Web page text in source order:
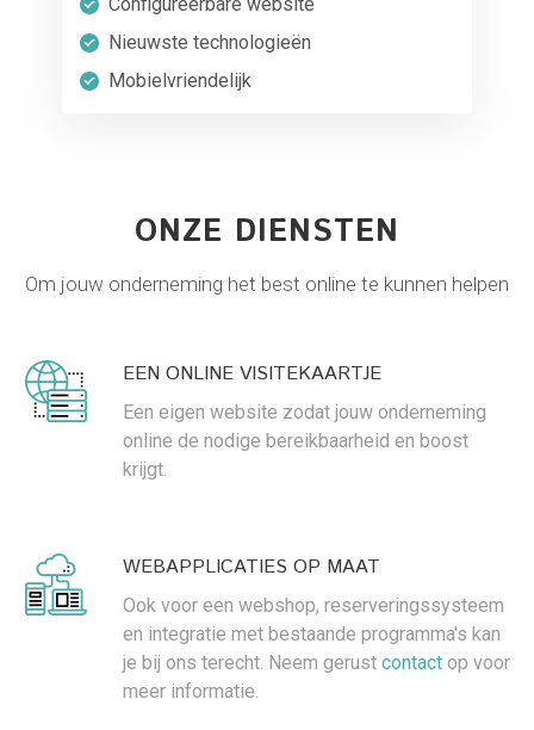
Nieuwste technologieën
Mobielvriendelijk
ONZE DIENSTEN
Om jouw onderneming het best online te kunnen helpen
EEN ONLINE VISITEKAARTJE
Een eigen website zodat jouw onderneming
online de nodige bereikbaarheid en boost
krijgt.
WEBAPPLICATIES OP MAAT
Ook voor een webshop, reserveringssysteem
en integratie met bestaande programma's kan
je bij ons terecht. Neem gerust contact op voor
meer informatie.